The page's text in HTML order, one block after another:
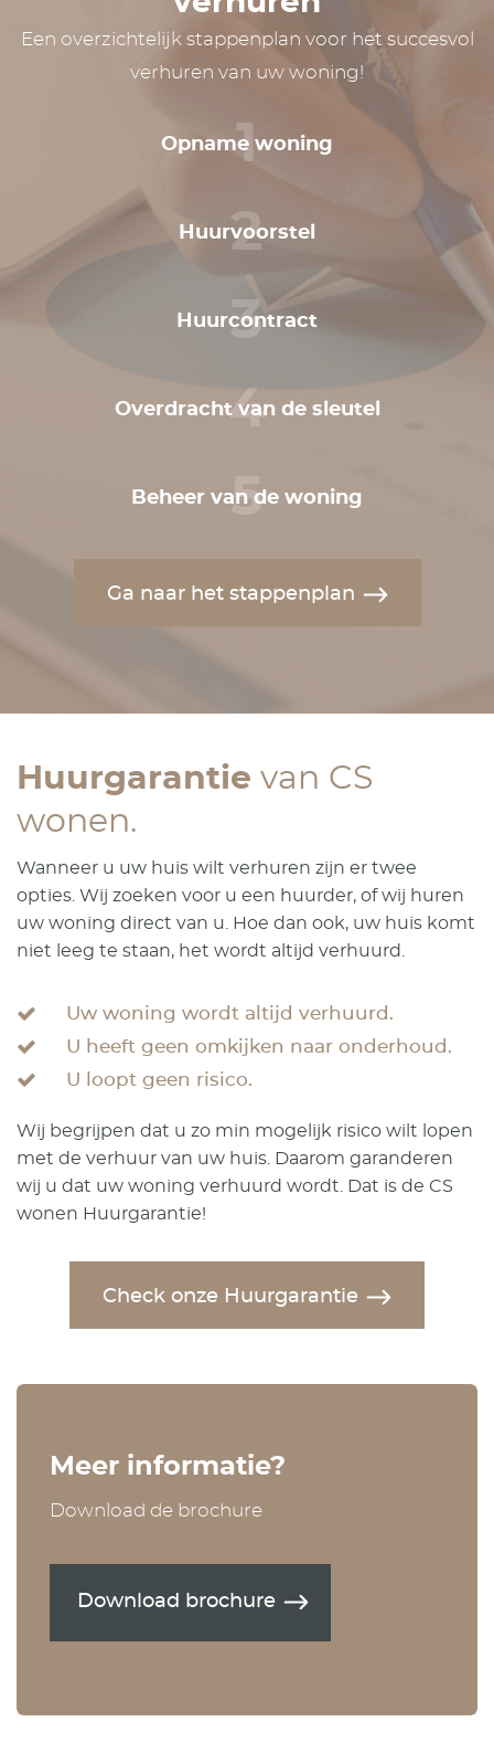
Een overzichtelijk stappenplan voor het succesvol
verhuren van uw woning!
Opname woning
1
Huurvoorstel
2
Huurcontract
3
Overdracht van de sleutel
4
Beheer van de woning
5
Ga naar het stappenplan
Huurgarantie van CS
wonen.
Wanneer u uw huis wilt verhuren zijn er twee
opties. Wij zoeken voor u een huurder, of wij huren
uw woning direct van u. Hoe dan ook, uw huis komt
niet leeg te staan, het wordt altijd verhuurd.
Uw woning wordt altijd verhuurd.
U heeft geen omkijken naar onderhoud.
U loopt geen risico.
Wij begrijpen dat u zo min mogelijk risico wilt lopen
met de verhuur van uw huis. Daarom garanderen
wij u dat uw woning verhuurd wordt. Dat is de CS
wonen Huurgarantie!
Check onze Huurgarantie
Meer informatie?
Download de brochure
Download brochure